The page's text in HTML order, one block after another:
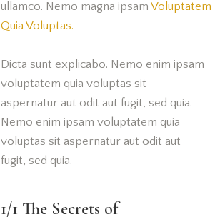
ullamco. Nemo magna ipsam Voluptatem
Quia Voluptas.
Dicta sunt explicabo. Nemo enim ipsam
voluptatem quia voluptas sit
aspernatur aut odit aut fugit, sed quia.
Nemo enim ipsam voluptatem quia
voluptas sit aspernatur aut odit aut
fugit, sed quia.
1/1 The Secrets of